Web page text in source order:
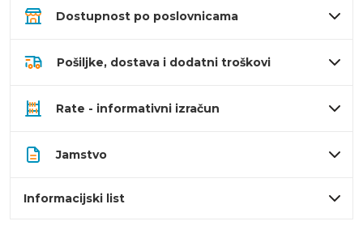
Dostupnost po poslovnicama
Pošiljke, dostava i dodatni troškovi
Rate - informativni izračun
Jamstvo
Informacijski list